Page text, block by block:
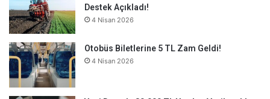
Destek Açıkladı!
4 Nisan 2026
Otobüs Biletlerine 5 TL Zam Geldi!
4 Nisan 2026